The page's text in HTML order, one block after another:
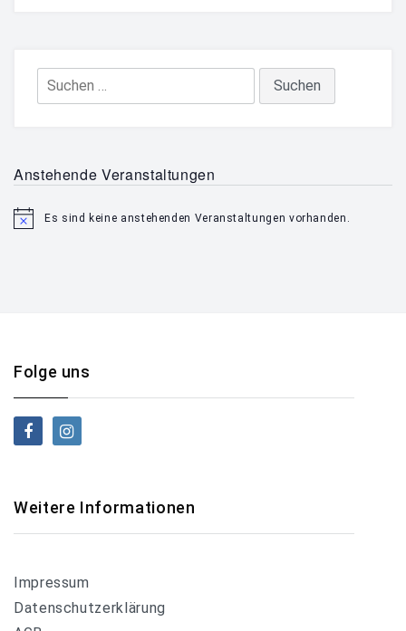
Anstehende Veranstaltungen
HinweisEs sind keine anstehenden Veranstaltungen vorhanden.
Folge uns
Weitere Informationen
Impressum
Datenschutzerklärung